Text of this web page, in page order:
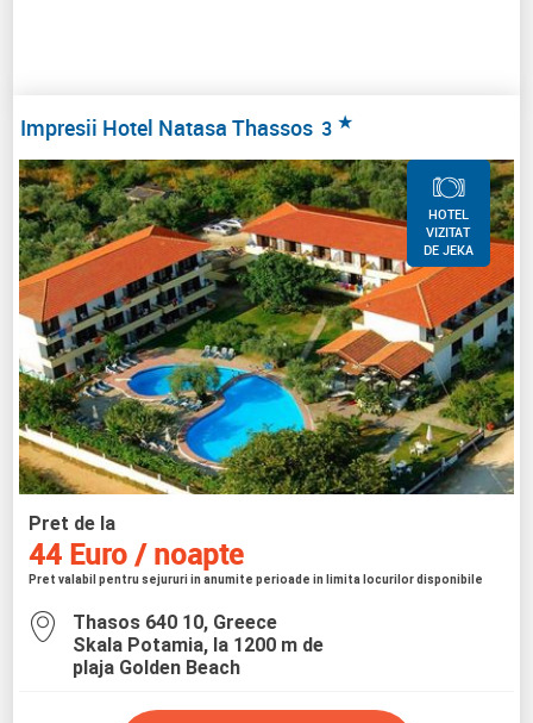
Impresii Hotel Natasa Thassos 3 ★
HOTEL
VIZITAT
DE JEKA
Pret de la
44 Euro / noapte
Pret valabil pentru sejururi in anumite perioade in limita locurilor disponibile
Thasos 640 10, Greece
Skala Potamia, la 1200 m de
plaja Golden Beach